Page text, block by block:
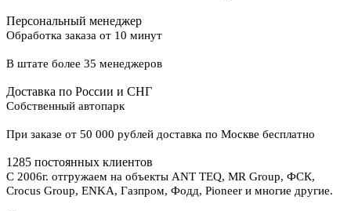
Персональный менеджер
Обработка заказа от 10 минут
В штате более 35 менеджеров
Доставка по России и СНГ
Собственный автопарк
При заказе от 50 000 рублей доставка по Москве бесплатно
1285 постоянных клиентов
С 2006г. отгружаем на объекты ANT TEQ, MR Group, ФСК,
Crocus Group, ENKA, Газпром, Фодд, Pioneer и многие другие.